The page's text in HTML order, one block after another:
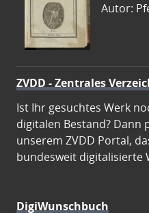
Autor:
ZVDD - Zentrales
Ist Ihr gesuchtes Werk
digitalen Bestand? Dann
unserem ZVDD Portal,
bundesweit digitalisierte
DigiWunschbuch